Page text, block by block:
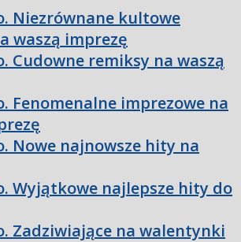
Niezrównane kultowe
waszą imprezę
Cudowne remiksy na waszą
Fenomenalne imprezowe na
Nowe najnowsze hity na
Wyjątkowe najlepsze hity do
Zadziwiające na walentynki